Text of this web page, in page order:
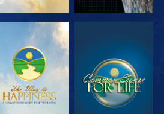
GUARDA GUARDA